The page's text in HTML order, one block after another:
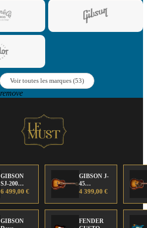
Voir toutes les marques (53)
remove
GIBSON
SJ-200
Anniversary
Edition
6 499,00 €
GIBSON J-
45
Anniversary
Edition
4 399,00 €
GIBSON
FENDER